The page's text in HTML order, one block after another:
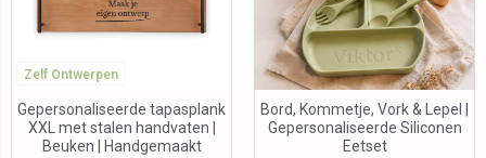
Zelf Ontwerpen
Gepersonaliseerde tapasplank
XXL met stalen handvaten |
Beuken | Handgemaakt
Bord, Kommetje, Vork & Lepel |
Gepersonaliseerde Siliconen
Eetset